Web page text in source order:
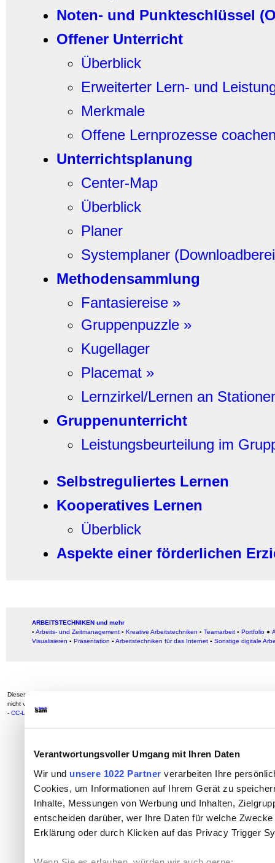
Verantwortungsvoller Umgang mit Ihren Daten
Wir und unsere 1022 Partner verarbeiten Ihre
Cookies, um Informationen auf Ihrem Gerät zu
Inhalte, Messungen von Werbung und Inhalten,
entscheiden darüber, wer Ihre Daten für welche
Erklärung oder durch Klicken auf das Privacy Trigger
Noten- und Punkteschlüssel
Offener Unterricht
Überblick
Erweiterter Lern- und
Merkmale
Offene Lernprozesse
Unterrichtsplanung
Center-Map
Überblick
Planer
Systemplaner
Methodensammlung
Fantasiereise »
Gruppenpuzzle »
Kugellager
Placemat »
Lernzirkel/Lernen an
Gruppenunterricht
Leistungsbeurteilung im
Selbstreguliertes Lernen
Kooperatives Lernen
Überblick
Aspekte einer förderlichen
ARBEITSTECHNIKEN und mehr
▪ Arbeits- und Zeitmanagement ▪ Kreative Arbeitstechniken ▪ Teamarbeit ▪ Portfolio ●
Visualisieren ▪ Präsentation ▪ Arbeitstechniken für das Internet ▪ Sonstige digitale
Dieses Werk ist lizenziert unter
nicht von
- CC-Lizenz